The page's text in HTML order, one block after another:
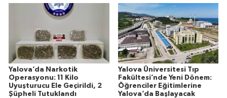
Yalova’da Narkotik
Operasyonu: 11 Kilo
Uyuşturucu Ele Geçirildi, 2
Şüpheli Tutuklandı
Yalova Üniversitesi Tıp
Fakültesi’nde Yeni Dönem:
Öğrenciler Eğitimlerine
Yalova’da Başlayacak